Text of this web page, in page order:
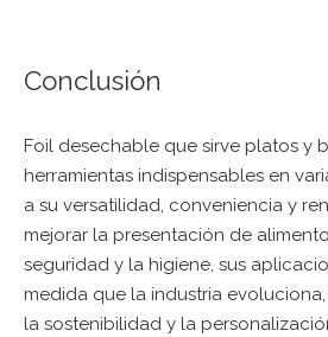
Conclusión
Foil desechable que sirve platos y
herramientas indispensables en
a su versatilidad, conveniencia y
mejorar la presentación de
seguridad y la higiene, sus
medida que la industria
la sostenibilidad y la